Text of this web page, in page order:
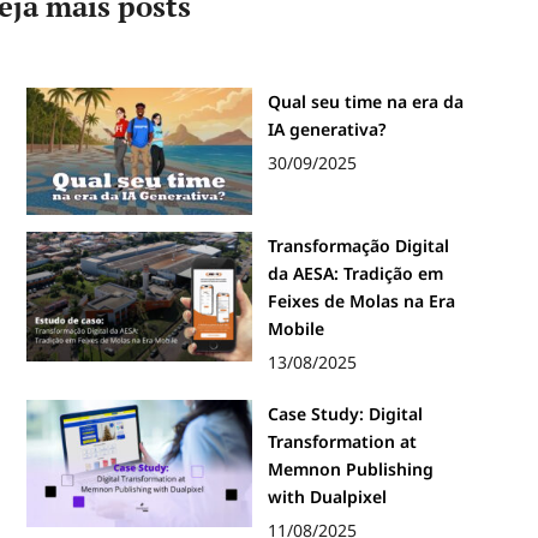
Qual seu time na era da
IA generativa?
30/09/2025
Transformação Digital
da AESA: Tradição em
Feixes de Molas na Era
Mobile
13/08/2025
Case Study: Digital
Transformation at
Memnon Publishing
with Dualpixel
11/08/2025